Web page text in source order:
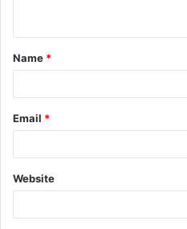
t
*
Name *
Email *
Website